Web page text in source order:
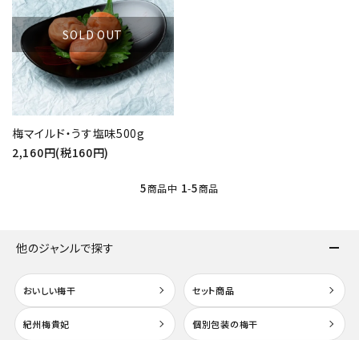
SOLD OUT
梅マイルド・うす塩味500g
2,160円(税160円)
5商品中 1-5商品
他のジャンルで探す
おいしい梅干 セット商品
紀州梅貴妃 個別包装の梅干